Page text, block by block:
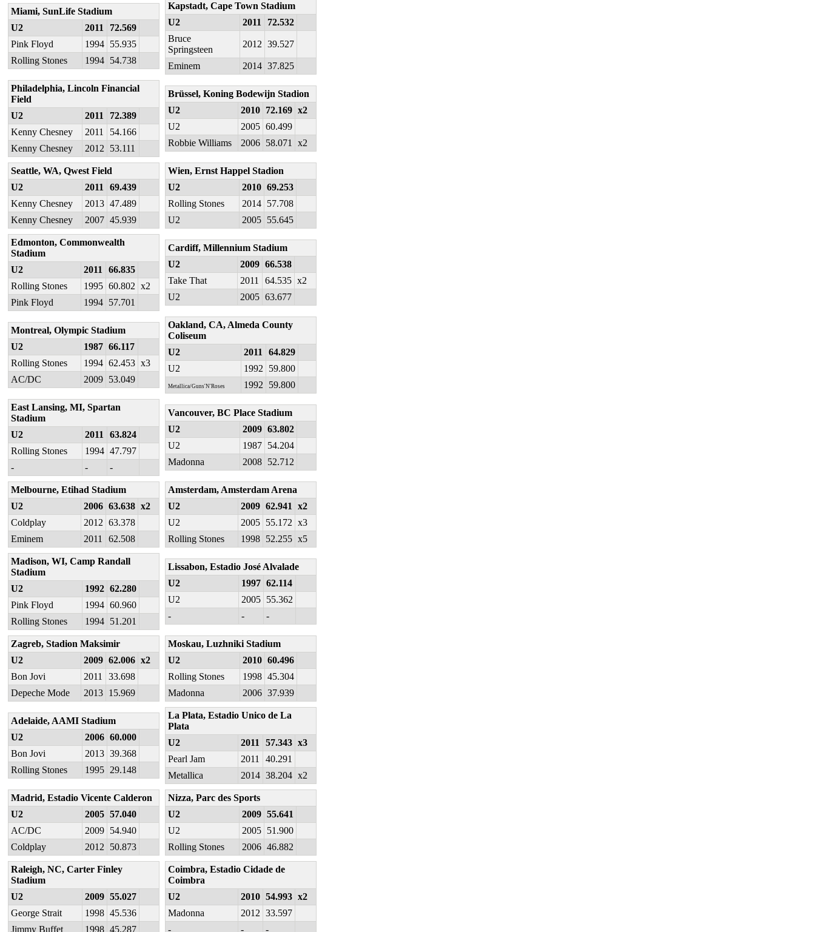
Miami, SunLife Stadium
U2
2011
72.569
Pink Floyd
1994 55.935
Rolling Stones
1994 54.738
Kapstadt, Cape Town Stadium
U2
2011
72.532
Bruce
Springsteen
2012 39.527
Eminem 2014 37.825
Philadelphia, Lincoln Financial
Field
U2
2011
72.389
Kenny Chesney
2011
54.166
Kenny Chesney
2012 53.111
Brüssel, Koning Bodewijn Stadion
U2
2010 72.169 x2
U2
2005 60.499
Robbie Williams
2006 58.071 x2
Seattle, WA, Qwest Field
U2
2011
69.439
Kenny Chesney
2013 47.489
Kenny Chesney
2007 45.939
Wien, Ernst Happel Stadion
U2
2010 69.253
Rolling Stones
2014 57.708
U2
2005 55.645
Edmonton, Commonwealth
Stadium
U2
2011
66.835
Rolling Stones
1995 60.802 x2
Pink Floyd
1994 57.701
Cardiff, Millennium Stadium
U2
2009 66.538
Take That
2011 64.535 x2
U2
2005 63.677
Montreal, Olympic Stadium
U2
1987 66.117
Rolling Stones
1994 62.453 x3
AC/DC
2009 53.049
Oakland, CA, Almeda County
Coliseum
U2
2011
64.829
U2
1992 59.800
Metallica/Guns'N'Roses 1992 59.800
East Lansing, MI, Spartan
Stadium
U2
2011
63.824
Rolling Stones
1994 47.797
-
- -
Vancouver, BC Place Stadium
U2
2009 63.802
U2
1987 54.204
Madonna
2008 52.712
Melbourne, Etihad Stadium
U2
2006 63.638 x2
Coldplay
2012 63.378
Eminem
2011 62.508
Amsterdam, Amsterdam Arena
U2
2009 62.941
x2
U2
2005 55.172 x3
Rolling Stones
1998 52.255 x5
Madison, WI, Camp Randall
Stadium
U2
1992 62.280
Pink Floyd
1994 60.960
Rolling Stones
1994 51.201
Lissabon, Estadio José Alvalade
U2
1997 62.114
U2
2005 55.362
-
- -
Zagreb, Stadion Maksimir
U2
2009 62.006 x2
Bon Jovi
2011
33.698
Depeche Mode
2013 15.969
Moskau, Luzhniki Stadium
U2
2010 60.496
Rolling Stones
1998 45.304
Madonna
2006 37.939
Adelaide, AAMI Stadium
U2
2006 60.000
Bon Jovi
2013 39.368
Rolling Stones
1995 29.148
La Plata, Estadio Unico de La
Plata
U2
2011 57.343 x3
Pearl Jam
2011
40.291
Metallica
2014 38.204 x2
Madrid, Estadio Vicente Calderon
U2
2005 57.040
AC/DC
2009 54.940
Coldplay
2012 50.873
Nizza, Parc des Sports
U2
2009 55.641
U2
2005 51.900
Rolling Stones
2006 46.882
Raleigh, NC, Carter Finley
Stadium
U2
2009 55.027
George Strait
1998 45.536
Jimmy Buffet
1998 45.287
Coimbra, Estadio Cidade de
Coimbra
U2
2010 54.993 x2
Madonna
2012 33.597
-
- -